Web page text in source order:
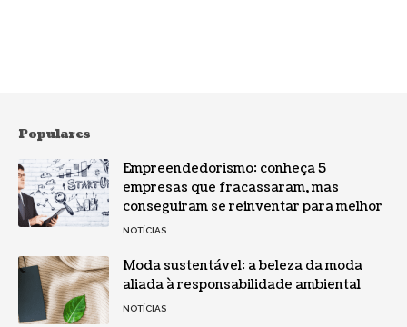
Populares
Empreendedorismo: conheça 5
empresas que fracassaram, mas
conseguiram se reinventar para melhor
NOTÍCIAS
Moda sustentável: a beleza da moda
aliada à responsabilidade ambiental
NOTÍCIAS